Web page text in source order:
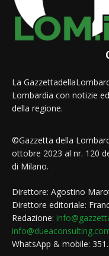
La
Lombardia con notizie
della regione.
©Gazzetta della
ottobre 2023 al nr. 120
di Milano.
Direttore: Agostino
Direttore editoriale:
Redazione:
WhatsApp & mobile: